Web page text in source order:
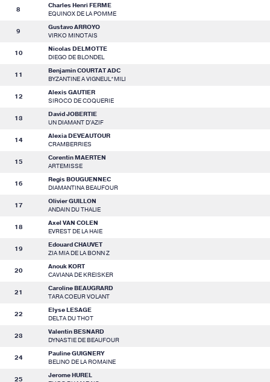
8
Charles Henri FERME
EQUINOX DE LA POMME
9
Gustavo ARROYO
VIRKO MINOTAIS
10
Nicolas DELMOTTE
DIEGO DE BLONDEL
11
Benjamin COURTAT ADC
BYZANTINE A VIGNEUL*MILI
12
Alexis GAUTIER
SIROCO DE COQUERIE
13
David JOBERTIE
UN DIAMANT D'AZIF
14
Alexia DEVEAUTOUR
CRAMBERRIES
15
Corentin MAERTEN
ARTEMISSE
16
Regis BOUGUENNEC
DIAMANTINA BEAUFOUR
17
Olivier GUILLON
ANDAIN DU THALIE
18
Axel VAN COLEN
EVREST DE LA HAIE
19
Edouard CHAUVET
ZIA MIA DE LA BONN Z
20
Anouk KORT
CAVIANA DE KREISKER
21
Caroline BEAUGRARD
TARA COEUR VOLANT
22
Elyse LESAGE
DELTA DU THOT
23
Valentin BESNARD
DYNASTIE DE BEAUFOUR
24
Pauline GUIGNERY
BELINO DE LA ROMAINE
25
Jerome HUREL